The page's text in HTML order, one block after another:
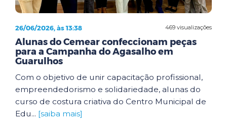
469 visualizações
26/06/2026, às 13:38
Alunas do Cemear confeccionam peças
para a Campanha do Agasalho em
Guarulhos
Com o objetivo de unir capacitação profissional,
empreendedorismo e solidariedade, alunas do
curso de costura criativa do Centro Municipal de
Edu... [saiba mais]